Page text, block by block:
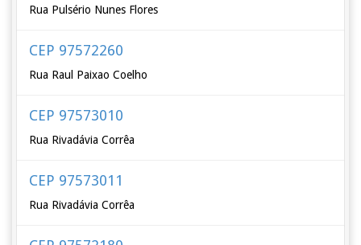
Rua Pulsério Nunes Flores
CEP 97572260
Rua Raul Paixao Coelho
CEP 97573010
Rua Rivadávia Corrêa
CEP 97573011
Rua Rivadávia Corrêa